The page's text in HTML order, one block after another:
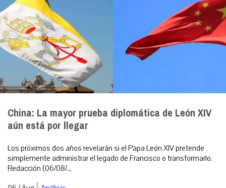
China: La mayor prueba diplomática de León XIV
aún está por llegar
Los próximos dos años revelarán si el Papa León XIV pretende
simplemente administrar el legado de Francisco o transformarlo.
Redacción (06/08/...